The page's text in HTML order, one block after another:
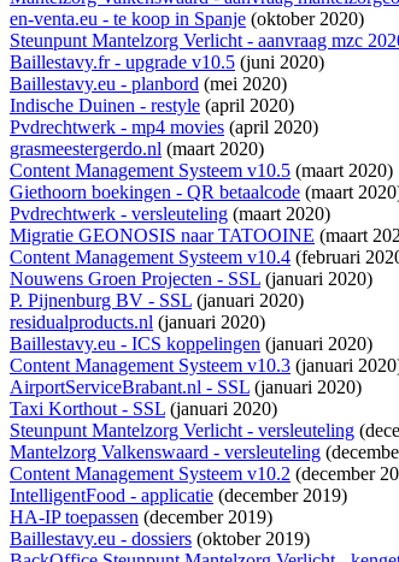
en-venta.eu - te koop in Spanje (oktober 2020)
Steunpunt Mantelzorg Verlicht - aanvraag mzc
Baillestavy.fr - upgrade v10.5 (juni 2020)
Baillestavy.eu - planbord (mei 2020)
Indische Duinen - restyle (april 2020)
Pvdrechtwerk - mp4 movies (april 2020)
grasmeestergerdo.nl (maart 2020)
Content Management Systeem v10.5 (maart 2020)
Giethoorn boekingen - QR betaalcode (maart
Pvdrechtwerk - versleuteling (maart 2020)
Migratie GEONOSIS naar TATOOINE (maart
Content Management Systeem v10.4 (februari
Nouwens Groen Projecten - SSL (januari 2020)
P. Pijnenburg BV - SSL (januari 2020)
residualproducts.nl (januari 2020)
Baillestavy.eu - ICS koppelingen (januari 2020)
Content Management Systeem v10.3 (januari
AirportServiceBrabant.nl - SSL (januari 2020)
Taxi Korthout - SSL (januari 2020)
Steunpunt Mantelzorg Verlicht - versleuteling
Mantelzorg Valkenswaard - versleuteling
Content Management Systeem v10.2 (december
IntelligentFood - applicatie (december 2019)
HA-IP toepassen (december 2019)
Baillestavy.eu - dossiers (oktober 2019)